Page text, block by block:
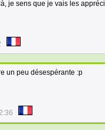
je sens que je vais les
un peu désespérante :p